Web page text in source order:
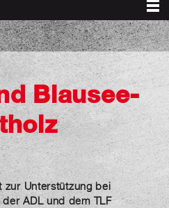
Blausee-
zur Unterstützung bei
ADL und dem TLF